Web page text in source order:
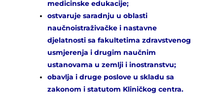
medicinske edukacije;
ostvaruje saradnju u oblasti
naučnoistraživačke i nastavne
djelatnosti sa fakultetima zdravstvenog
usmjerenja i drugim naučnim
ustanovama u zemlji i inostranstvu;
obavlja i druge poslove u skladu sa
zakonom i statutom Kliničkog centra.